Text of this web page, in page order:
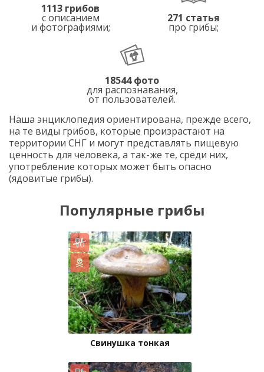
1113 грибов
с описанием
и фотографиями;
271 статья
про грибы;
18544 фото
для распознавания,
от пользователей.
Наша энциклопедия ориентирована, прежде всего,
на те виды грибов, которые произрастают на
территории СНГ и могут представлять пищевую
ценность для человека, а так-же те, среди них,
употребление которых может быть опасно
(ядовитые грибы).
Популярные грибы
Свинушка тонкая